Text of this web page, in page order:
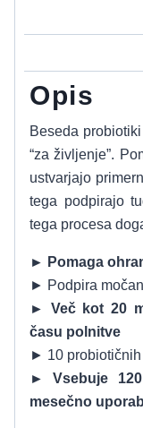
Opis
Beseda
“za življenje”.
ustvarjajo
tega podpirajo
tega procesa
► Pomaga
► Podpira
► Več kot 20
času polnitve
► 10
► Vsebuje
mesečno